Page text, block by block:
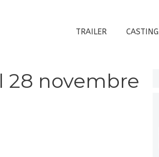
TRAILER CASTING
28 novembre